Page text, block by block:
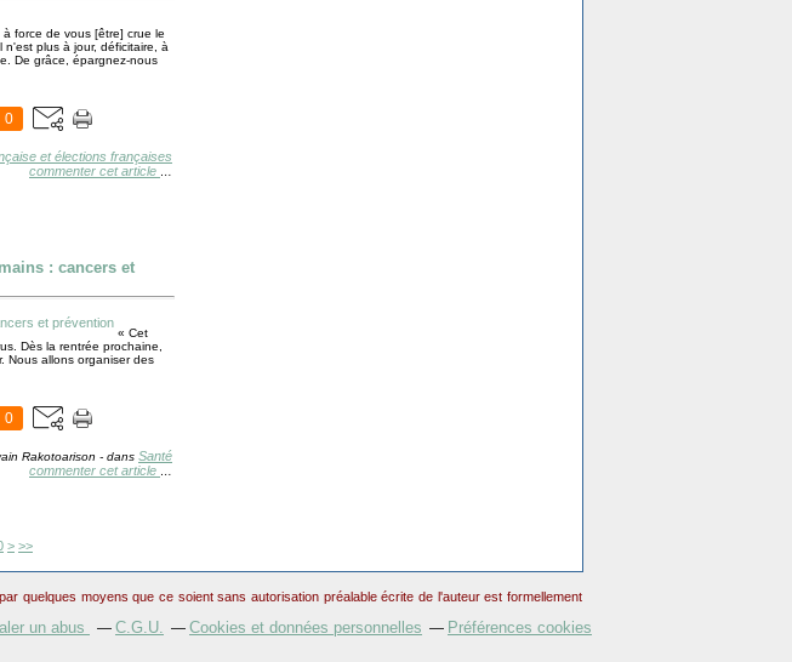
force de vous [être] crue le
plus à jour, déficitaire, à
De grâce, épargnez-nous
0
et élections françaises
commenter cet article
: cancers et
« Cet
Dès la rentrée prochaine,
Nous allons organiser des
0
Rakotoarison - dans Santé
commenter cet article
90
100
200
300
400
500
600
700
800
> >>
quelques moyens que ce soient sans autorisation préalable écrite de l'auteur est formellement
un abus C.G.U. Cookies et données personnelles Préférences cookies